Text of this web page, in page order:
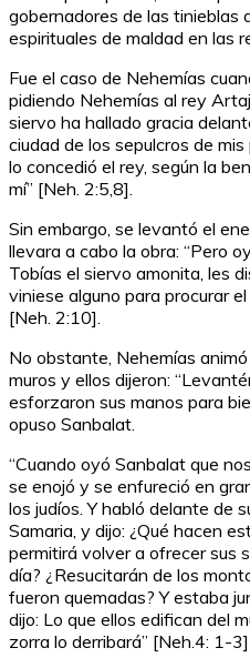
gobernadores de las tinieblas
espirituales de maldad en las
Fue el caso de Nehemías
pidiendo Nehemías al rey
siervo ha hallado gracia
ciudad de los sepulcros de
lo concedió el rey, según la
mí” [Neh. 2:5,8].
Sin embargo, se levantó el
llevara a cabo la obra: “Pero
Tobías el siervo amonita, les
viniese alguno para procurar
[Neh. 2:10].
No obstante, Nehemías
muros y ellos dijeron:
esforzaron sus manos para
opuso Sanbalat.
“Cuando oyó Sanbalat que
se enojó y se enfureció en
los judíos. Y habló delante de
Samaria, y dijo: ¿Qué hacen
permitirá volver a ofrecer sus
día? ¿Resucitarán de los
fueron quemadas? Y estaba
dijo: Lo que ellos edifican del
zorra lo derribará” [Neh.4: 1-3]